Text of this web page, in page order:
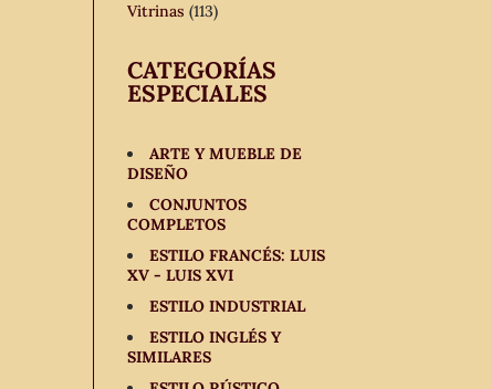
Vitrinas (113)
CATEGORÍAS
ESPECIALES
ARTE Y MUEBLE DE
DISEÑO
CONJUNTOS
COMPLETOS
ESTILO FRANCÉS: LUIS
XV - LUIS XVI
ESTILO INDUSTRIAL
ESTILO INGLÉS Y
SIMILARES